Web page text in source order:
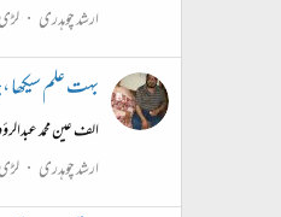
ارشد چوہدری
لڑی
بہت علم سیکھا
الف عین محمد
ارشد چوہدری
لڑی